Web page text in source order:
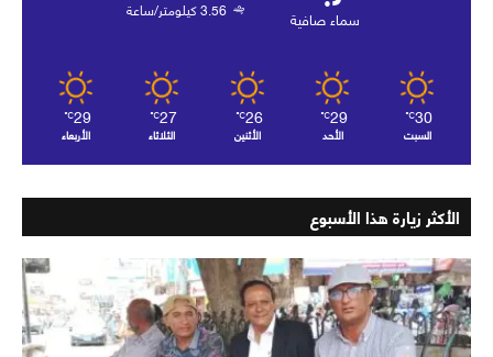
سماء صافية 3.56 كيلومتر/ساعة
30
℃
السبت
29
℃
الأحد
26
℃
الأثنين
27
℃
الثلاثاء
29
℃
الأربعاء
الأكثر زيارة هذا الأسبوع